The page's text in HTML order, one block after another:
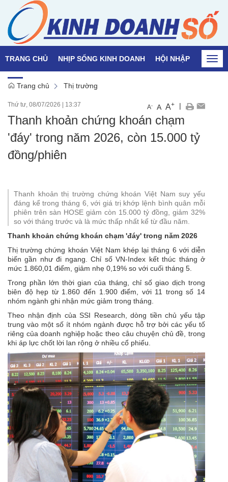
TRANG CHỦ NHỊP SỐNG KINH DOANH HỘI NHẬP QUỐC
Trang chủ Thị trường
Thứ tư, 08/07/2026 13:37 A- A A+ |
Thanh khoản chứng khoán chạm
'đáy' trong năm 2026, còn 15.000 tỷ
đồng/phiên
Thanh khoản thị trường chứng khoán Việt Nam suy yếu
đáng kể trong tháng 6, với giá trị khớp lệnh bình quân mỗi
phiên trên sàn HOSE giảm còn 15.000 tỷ đồng, giảm 32%
so với tháng trước và là mức thấp nhất kể từ đầu năm.
Thanh khoản chứng khoán chạm 'đáy' trong năm 2026
Thị trường chứng khoán Việt Nam khép lại tháng 6 với diễn
biến gần như đi ngang. Chỉ số VN-Index kết thúc tháng ở
mức 1.860,01 điểm, giảm nhẹ 0,19% so với cuối tháng 5.
Trong phần lớn thời gian của tháng, chỉ số giao dịch trong
biên độ hẹp từ 1.860 đến 1.900 điểm, với 11 trong số 14
nhóm ngành ghi nhận mức giảm trong tháng.
Theo nhận định của SSI Research, dòng tiền chủ yếu tập
trung vào một số ít nhóm ngành được hỗ trợ bởi các yếu tố
riêng của doanh nghiệp hoặc theo câu chuyện chủ đề, trong
khi áp lực chốt lời lan rộng ở nhiều cổ phiếu.